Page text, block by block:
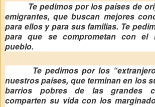
Te pedimos por los países de
emigrantes, que buscan mejores
para ellos y para sus familias. Te
para que se comprometan con el
pueblo.
Te pedimos por los
nuestros países, que terminan en los
barrios pobres de las grandes
comparten su vida con los